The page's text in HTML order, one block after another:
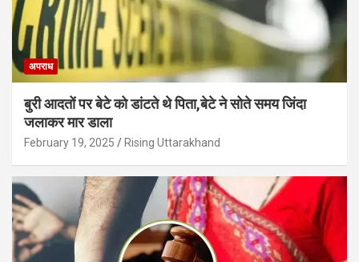
अपराध
बुरी आदतों पर बेटे को डांटते थे पिता,बेटे ने सोते समय जिंदा
जलाकर मार डाला
February 19, 2025 Rising Uttarakhand